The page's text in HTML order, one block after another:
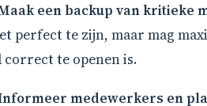
een backup van kritieke
perfect te zijn, maar mag
correct te openen is.
medewerkers en